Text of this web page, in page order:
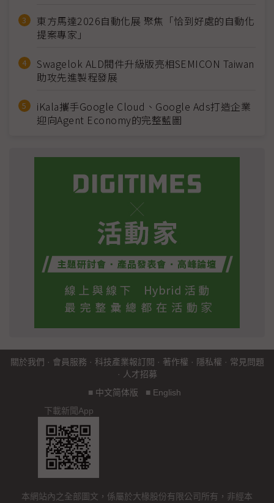
東方馬達2026自動化展 聚焦「恰到好處的自動化
提案專家」
Swagelok ALD閥件升級版亮相SEMICON Taiwan
助攻先進製程發展
iKala攜手Google Cloud、Google Ads打造企業
迎向Agent Economy的完整藍圖
關於我們 · 會員服務 · 科技產業報訂閱 · 著作權 · 隱私權 · 常見問題
· 人才招募
■ 中文简体版 ■ English
下載新聞App
本網站內之全部圖文，係屬於大椽股份有限公司所有，非經本